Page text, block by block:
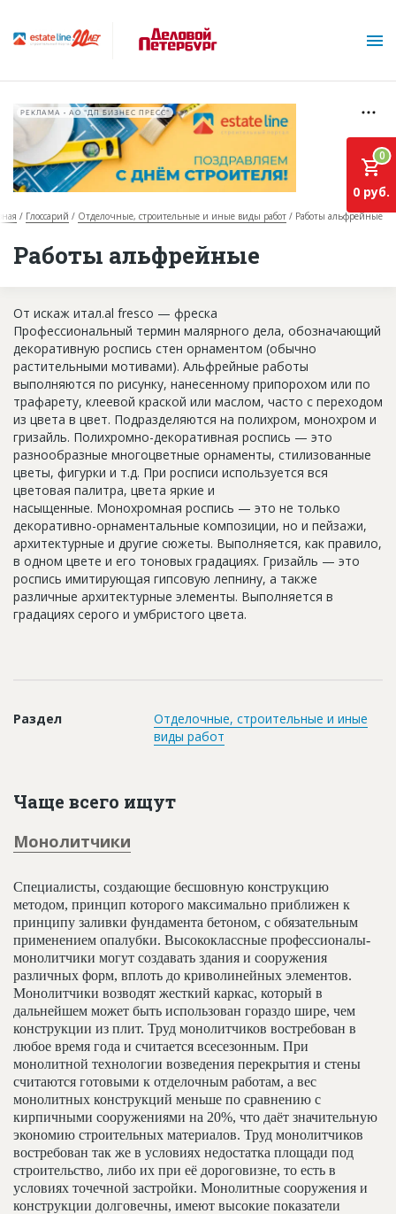
О проекте
База строящихся объектов
Инвестпроекты
Глоссарий
Новости
Платные услуги
Пресс-релизы
Правила работы
Контакты
Личный кабинет
РЕКЛАМА • АО "ДП БИЗНЕС ПРЕСС"
Глоссарий Отделочные, строительные и иные виды работ Работы альфрейные
Работы альфрейные
0
0 руб.
От искаж итал.al fresco — фреска
Профессиональный термин малярного дела, обозначающий
декоративную роспись стен орнаментом (обычно
растительными мотивами). Альфрейные работы
выполняются по рисунку, нанесенному припорохом или по
трафарету, клеевой краской или маслом, часто с переходом
из цвета в цвет. Подразделяются на полихром, монохром и
гризайль. Полихромно-декоративная роспись — это
разнообразные многоцветные орнаменты, стилизованные
цветы, фигурки и т.д. При росписи используется вся
цветовая палитра, цвета яркие и
насыщенные. Монохромная роспись — это не только
декоративно-орнаментальные композиции, но и пейзажи,
архитектурные и другие сюжеты. Выполняется, как правило,
в одном цвете и его тоновых градациях. Гризайль — это
роспись имитирующая гипсовую лепнину, а также
различные архитектурные элементы. Выполняется в
градациях серого и умбристого цвета.
Раздел
Отделочные, строительные и иные
виды работ
Чаще всего ищут
Монолитчики
Специалисты, создающие бесшовную конструкцию
методом, принцип которого максимально приближен к
принципу заливки фундамента бетоном, с обязательным
применением опалубки. Высококлассные профессионалы-
монолитчики могут создавать здания и сооружения
различных форм, вплоть до криволинейных элементов.
Монолитчики возводят жесткий каркас, который в
дальнейшем может быть использован гораздо шире, чем
конструкции из плит. Труд монолитчиков востребован в
любое время года и считается всесезонным. При
монолитной технологии возведения перекрытия и стены
считаются готовыми к отделочным работам, а вес
монолитных конструкций меньше по сравнению с
кирпичными сооружениями на 20%, что даёт значительную
экономию строительных материалов. Труд монолитчиков
востребован так же в условиях недостатка площади под
строительство, либо их при её дороговизне, то есть в
условиях точечной застройки. Монолитные сооружения и
конструкции долговечны, имеют высокие показатели